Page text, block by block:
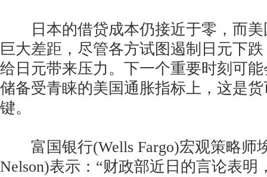
日本的借贷成本仍接近于零，而美
巨大差距，尽管各方试图遏制日元下
给日元带来压力。下一个重要时刻可
储备受青睐的美国通胀指标上，这是
键。
富国银行(Wells Fargo)宏观策略师
Nelson)表示：“财政部近日的言论表明